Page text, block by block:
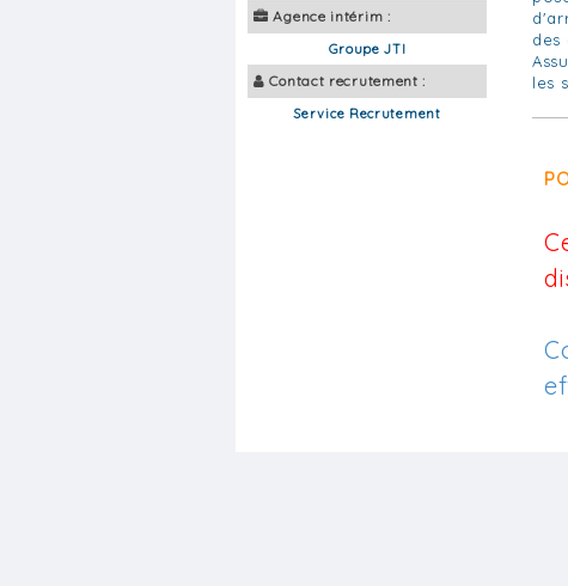
Agence intérim :
Groupe JTI
Contact recrutement :
Service Recrutement
des
les